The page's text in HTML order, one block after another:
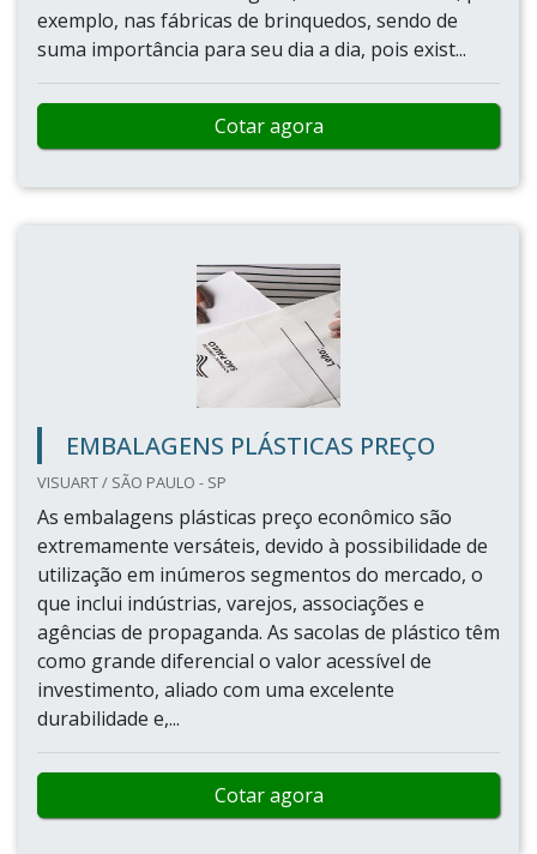
exemplo, nas fábricas de brinquedos, sendo de
suma importância para seu dia a dia, pois exist...
Cotar agora
EMBALAGENS PLÁSTICAS PREÇO
VISUART / SÃO PAULO - SP
As embalagens plásticas preço econômico são
extremamente versáteis, devido à possibilidade de
utilização em inúmeros segmentos do mercado, o
que inclui indústrias, varejos, associações e
agências de propaganda. As sacolas de plástico têm
como grande diferencial o valor acessível de
investimento, aliado com uma excelente
durabilidade e,...
Cotar agora